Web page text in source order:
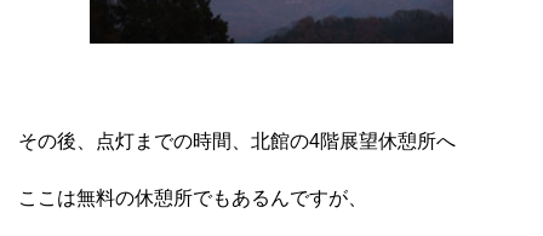
その後、点灯までの時間、北館の4階展望休憩所へ
ここは無料の休憩所でもあるんですが、